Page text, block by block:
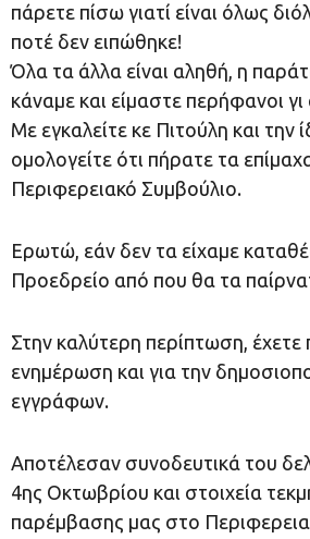
πάρετε πίσω γιατί είναι όλως
ποτέ δεν ειπώθηκε!
Όλα τα άλλα είναι αληθή, η
κάναμε και είμαστε περήφανοι
Με εγκαλείτε κε Πιτούλη και την
ομολογείτε ότι πήρατε τα
Περιφερειακό Συμβούλιο.
Ερωτώ, εάν δεν τα είχαμε
Προεδρείο από που θα τα
Στην καλύτερη περίπτωση, έχετε
ενημέρωση και για την
εγγράφων.
Αποτέλεσαν συνοδευτικά του
4ης Οκτωβρίου και στοιχεία
παρέμβασης μας στο